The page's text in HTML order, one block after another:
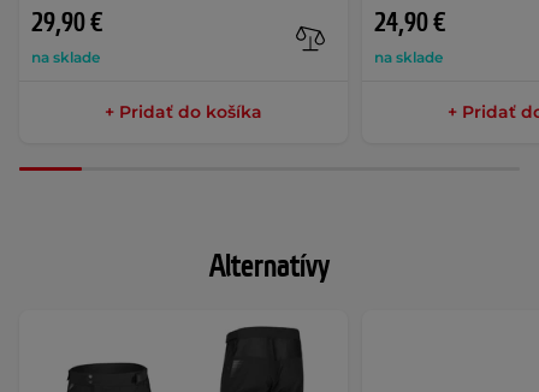
29,90 €
na sklade
+ Pridať do košíka
24,90 €
na sklade
+ Pridať
Alternatívy